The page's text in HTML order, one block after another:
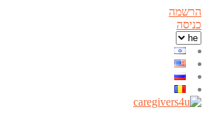
הרשמה
כניסה